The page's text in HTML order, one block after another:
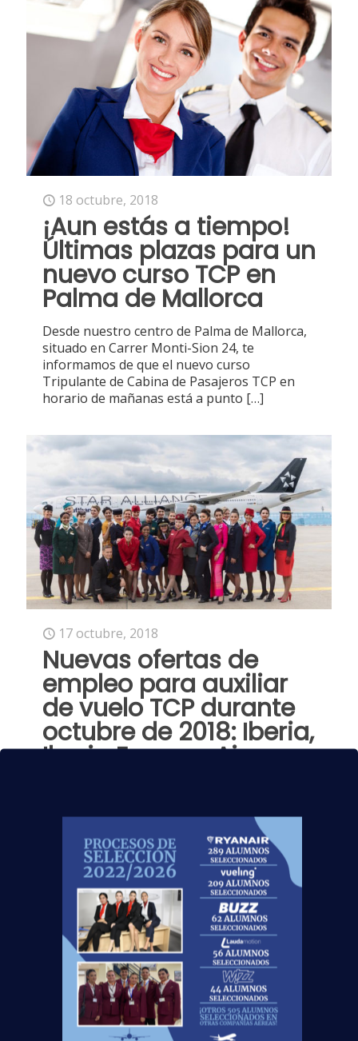
18 octubre, 2018
¡Aun estás a tiempo!
Últimas plazas para un
nuevo curso TCP en
Palma de Mallorca
Desde nuestro centro de Palma de Mallorca,
situado en Carrer Monti-Sion 24, te
informamos de que el nuevo curso
Tripulante de Cabina de Pasajeros TCP en
horario de mañanas está a punto […]
17 octubre, 2018
Nuevas ofertas de
empleo para auxiliar
de vuelo TCP durante
octubre de 2018: Iberia,
Iberia Express, Air
Esta segunda quincena de octubre viene
plagada de procesos de selección a los que
acudirán nuestros alumnos del curso TCP.
¡Estamos seguros que contaremos con
numerosas[…]